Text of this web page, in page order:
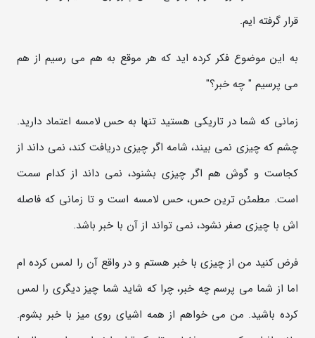
قرار گرفته ایم.
به این موضوع فکر کرده اید که هر موقع به هم می رسیم از هم
می پرسیم " چه خبر؟"
زمانی که شما در تاریکی هستید تنها به حس لامسه اعتماد دارید.
چشم که چیزی نمی بیند، شامه اگر چیزی دریافت کند، نمی داند از
کجاست و گوش هم اگر چیزی بشنود، نمی داند از کدام سمت
است. مطمئن ترین حس، حس لامسه است و تا زمانی که فاصله
اش با چیزی صفر نشود، نمی تواند از آن با خبر باشد.
فرض کنید من از چیزی با خبر هستم و در واقع آن را لمس کرده ام
اما از شما می پرسم چه خبر، چرا که شاید شما چیز دیگری را لمس
کرده باشید. من می خواهم از همه اشیای روی میز با خبر بشوم.